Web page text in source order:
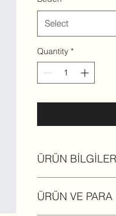
Select
Quantity *
ÜRÜN
temizlik talimatları
eklemek için ideal
ÜRÜN VE